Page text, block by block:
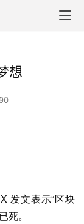
想
发文表示“区块
死。